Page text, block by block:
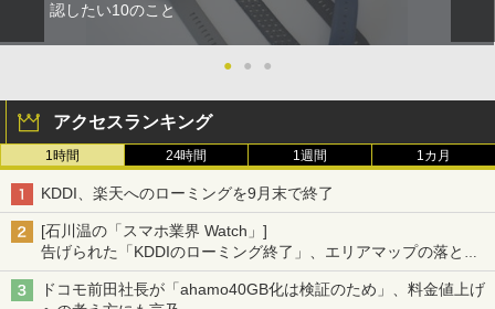
認したい10のこと
● ● ●
アクセスランキング
1時間 24時間 1週間 1カ月
KDDI、楽天へのローミングを9月末で終了
[石川温の「スマホ業界 Watch」]
告げられた「KDDIのローミング終了」、エリアマップの落とし
穴と楽天モバイルの課題
ドコモ前田社長が「ahamo40GB化は検証のため」、料金値上げ